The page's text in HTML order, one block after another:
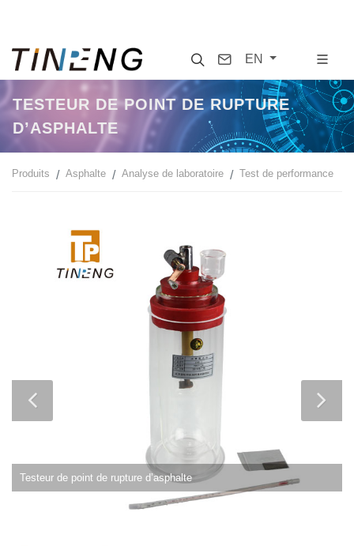
SearchContact
EN
TESTEUR DE POINT DE RUPTURE
D’ASPHALTE
Produits Asphalte Analyse de laboratoire Test de performance
Testeur de point de rupture d’asphalte